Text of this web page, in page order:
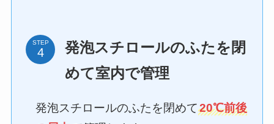
STEP
発泡スチロールのふたを閉
めて室内で管理
発泡スチロールのふたを閉めて20℃前後